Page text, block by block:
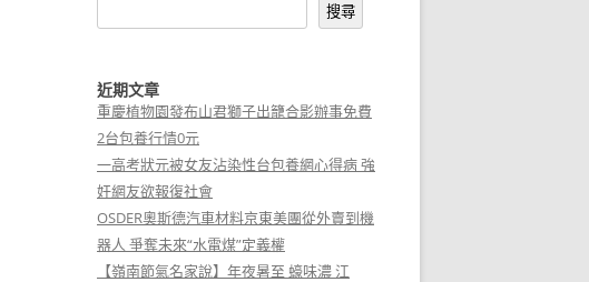
搜尋
近期文章
重慶植物園發布山君獅子出籠合影辦事免費
2台包養行情0元
一高考狀元被女友沾染性台包養網心得病 強
奸網友欲報復社會
OSDER奧斯德汽車材料京東美團從外賣到機
器人 爭奪未來“水電煤”定義權
【嶺南節氣名家說】年夜暑至 蠔味濃 江